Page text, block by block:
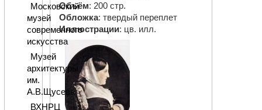
Объём: 200 стр.
Обложка: твердый переплет
Иллюстрации: цв. илл.
Московский
музей
современного
искусства
Музей
архитектуры
им.
А.В.Щусева
ВХНРЦ